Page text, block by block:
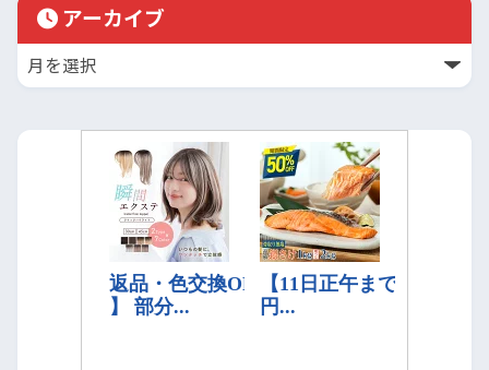
アーカイブ